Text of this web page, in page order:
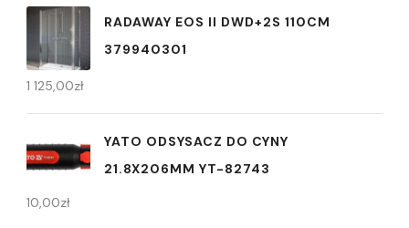
RADAWAY EOS II DWD+2S 110CM
379940301
1 125,00zł
YATO ODSYSACZ DO CYNY
21.8X206MM YT-82743
10,00zł